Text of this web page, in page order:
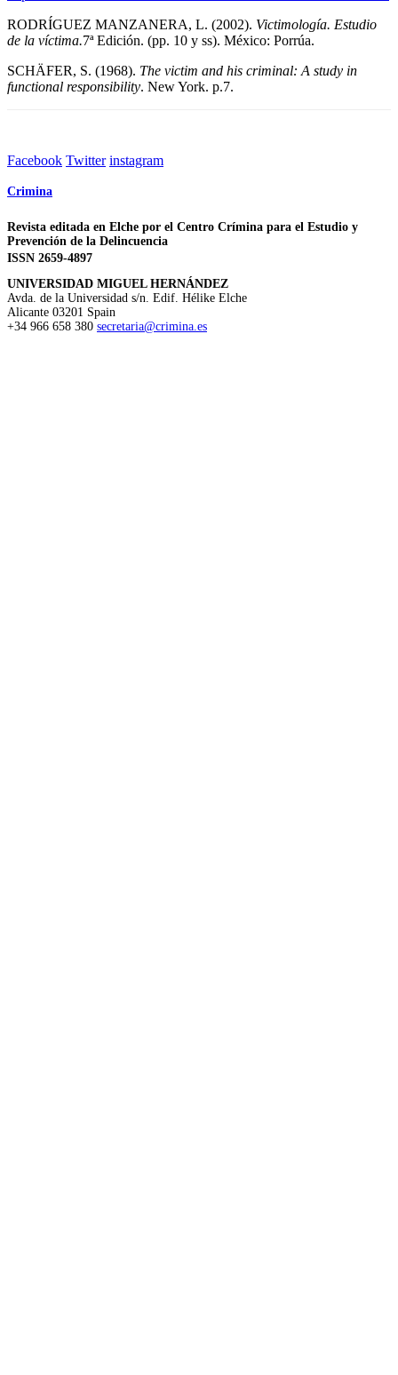
RODRÍGUEZ MANZANERA, L. (2002). Victimología. Estudio
de la víctima.7ª Edición. (pp. 10 y ss). México: Porrúa.
SCHÄFER, S. (1968). The victim and his criminal: A study in
functional responsibility. New York. p.7.
Facebook Twitter instagram
Crimina
Revista editada en Elche por el Centro Crímina para el Estudio y
Prevención de la Delincuencia
ISSN 2659-4897
UNIVERSIDAD MIGUEL HERNÁNDEZ
Avda. de la Universidad s/n. Edif. Hélike Elche
Alicante 03201 Spain
+34 966 658 380 secretaria@crimina.es